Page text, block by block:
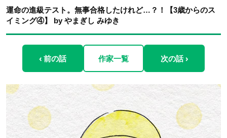
運命の進級テスト。無事合格したけれど…？！【3歳からのス
イミング④】 by やまぎし みゆき
‹ 前の話 作家一覧 次の話 ›